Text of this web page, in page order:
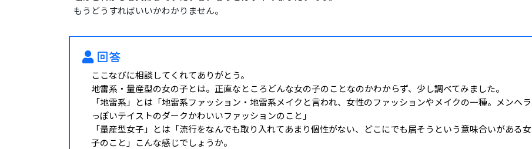
もうどうすればいいかわかりません。
回答
ここなびに相談してくれてありがとう。
地雷系・量産型の女の子とは。正直なところどんな女の子のことなのかわからず、少し調べてみました。
「地雷系」とは「地雷系ファッション・地雷系メイクと言われ、女性のファッションやメイクの一種。メンヘラ
っぽいテイストのダークかわいいファッションのこと」
「量産型女子」とは「流行をなんでも取り入れてあまり個性がない、どこにでも居そうという意味合いがある女
子のこと」こんな感じでしょうか。